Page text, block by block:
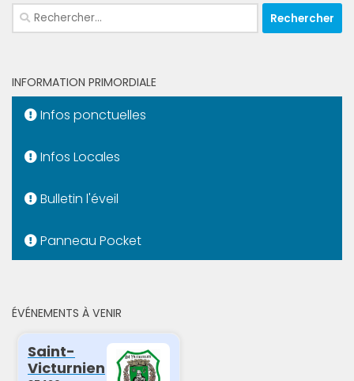
Rechercher :
INFORMATION PRIMORDIALE
Infos ponctuelles
Infos Locales
Bulletin l'éveil
Panneau Pocket
ÉVÉNEMENTS À VENIR